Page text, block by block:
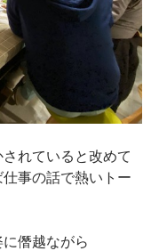
れていると改めて
事の話で熱いトー
僭越ながら